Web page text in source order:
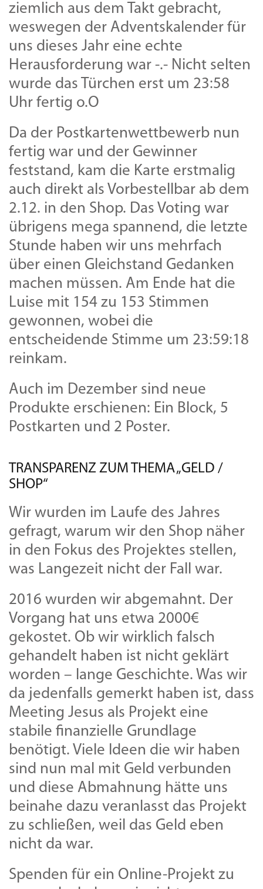
ziemlich aus dem Takt gebracht,
weswegen der Adventskalender für
uns dieses Jahr eine echte
Herausforderung war -.- Nicht selten
wurde das Türchen erst um 23:58
Uhr fertig o.O
Da der Postkartenwettbewerb nun
fertig war und der Gewinner
feststand, kam die Karte erstmalig
auch direkt als Vorbestellbar ab dem
2.12. in den Shop. Das Voting war
übrigens mega spannend, die letzte
Stunde haben wir uns mehrfach
über einen Gleichstand Gedanken
machen müssen. Am Ende hat die
Luise mit 154 zu 153 Stimmen
gewonnen, wobei die
entscheidende Stimme um 23:59:18
reinkam.
Auch im Dezember sind neue
Produkte erschienen: Ein Block, 5
Postkarten und 2 Poster.
TRANSPARENZ ZUM THEMA „GELD /
SHOP“
Wir wurden im Laufe des Jahres
gefragt, warum wir den Shop näher
in den Fokus des Projektes stellen,
was Langezeit nicht der Fall war.
2016 wurden wir abgemahnt. Der
Vorgang hat uns etwa 2000€
gekostet. Ob wir wirklich falsch
gehandelt haben ist nicht geklärt
worden – lange Geschichte. Was wir
da jedenfalls gemerkt haben ist, dass
Meeting Jesus als Projekt eine
stabile finanzielle Grundlage
benötigt. Viele Ideen die wir haben
sind nun mal mit Geld verbunden
und diese Abmahnung hätte uns
beinahe dazu veranlasst das Projekt
zu schließen, weil das Geld eben
nicht da war.
Spenden für ein Online-Projekt zu